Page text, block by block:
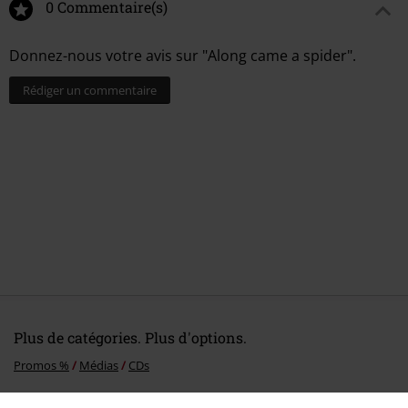
0 Commentaire(s)
Donnez-nous votre avis sur "Along came a spider".
Rédiger un commentaire
Plus de catégories. Plus d'options.
Promos % Médias CDs